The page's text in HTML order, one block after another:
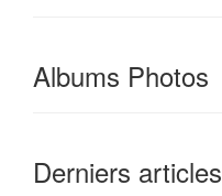
Albums Photos
Derniers articles